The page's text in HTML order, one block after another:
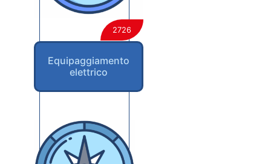
2726
Equipaggiamento
elettrico